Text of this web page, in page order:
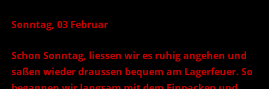
Sonntag, 03 Februar
Schon Sonntag, liessen wir es ruhig angehen und
saßen wieder draussen bequem am Lagerfeuer. So